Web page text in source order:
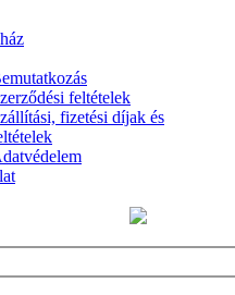
feltételek
fizetési díjak és